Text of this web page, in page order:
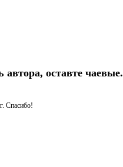
оставте чаевые.
Спасибо!